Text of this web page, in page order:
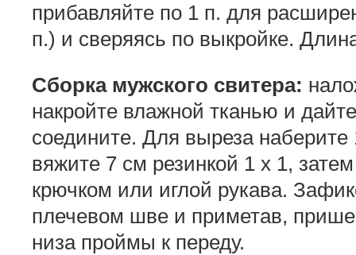
прибавляйте по 1 п. для
п.) и сверяясь по выкройке.
Сборка мужского свитера:
накройте влажной тканью и
соедините. Для выреза
вяжите 7 см резинкой 1 х 1,
крючком или иглой рукава.
плечевом шве и приметав,
низа проймы к переду.